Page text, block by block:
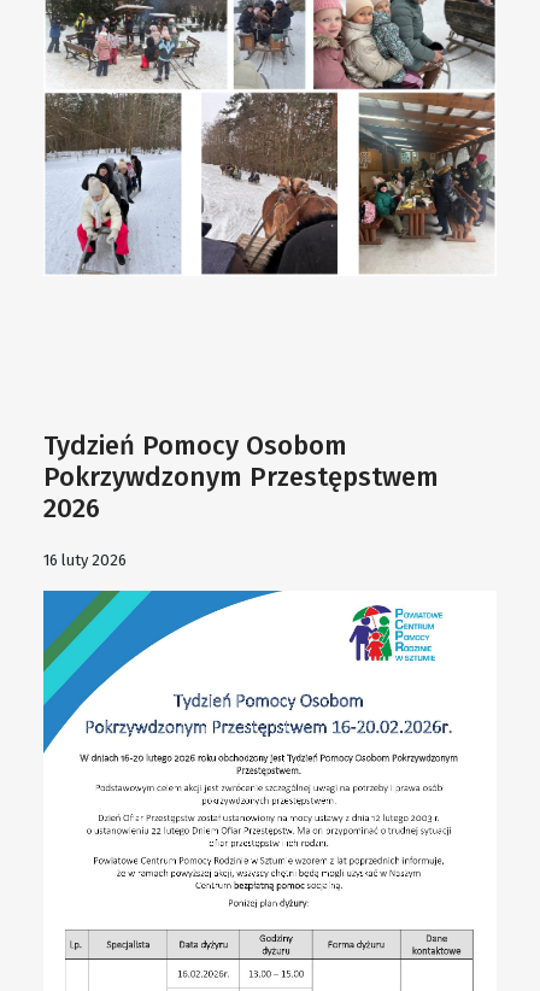
Tydzień Pomocy Osobom
Pokrzywdzonym Przestępstwem
2026
16 luty 2026